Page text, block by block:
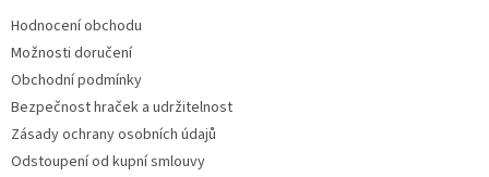
Hodnocení obchodu
Možnosti doručení
Obchodní podmínky
Bezpečnost hraček a udržitelnost
Zásady ochrany osobních údajů
Odstoupení od kupní smlouvy